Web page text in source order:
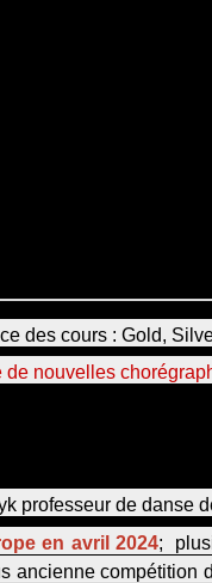
des cours : Gold,
nouvelles
professeur de
en avril 2024;
ancienne